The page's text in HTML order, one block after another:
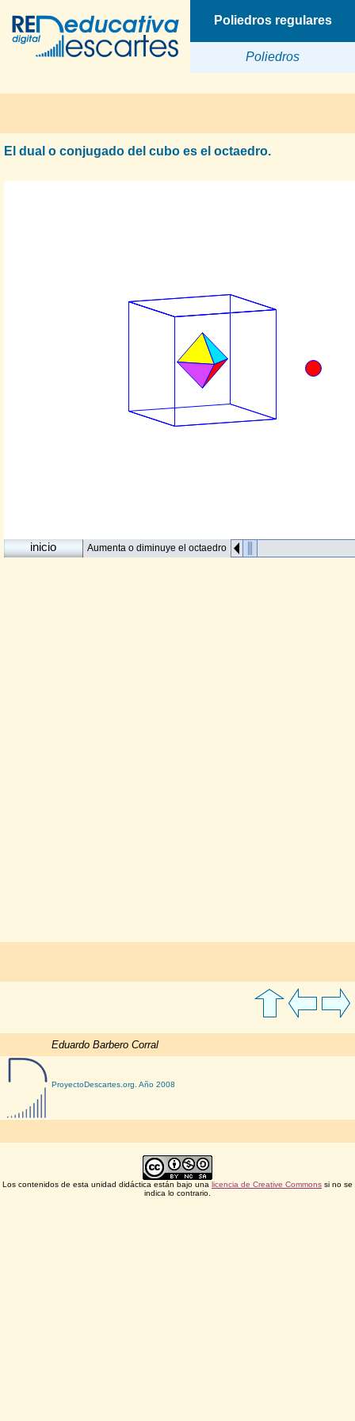
Poliedros regulares
Poliedros
El dual o conjugado del cubo es el octaedro.
Aumenta o diminuye el octaedro
Eduardo Barbero Corral
ProyectoDescartes.org. Año 2008
Los contenidos de esta unidad didáctica están bajo una licencia de Creative Commons si no se
indica lo contrario.